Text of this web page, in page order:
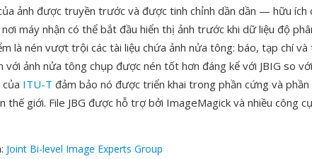
ảnh được truyền trước và được tinh chỉnh dần dần — hữu ích
máy nhận có thể bắt đầu hiển thị ảnh trước khi dữ liệu độ
là nén vượt trội các tài liệu chứa ảnh nửa tông: báo, tạp chí và
với ảnh nửa tông chụp được nén tốt hơn đáng kể với JBIG so
ITU-T đảm bảo nó được triển khai trong phần cứng và phần
thế giới. File JBG được hỗ trợ bởi ImageMagick và nhiều công
: Joint Bi-level Image Experts Group